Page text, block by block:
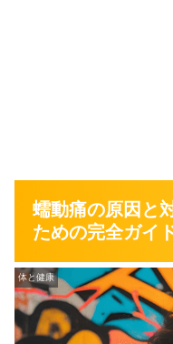
蠕動痛の原因と
ための完全ガイ
体と健康